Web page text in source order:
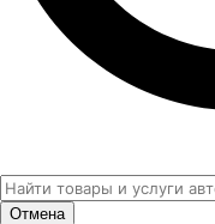
Отмена